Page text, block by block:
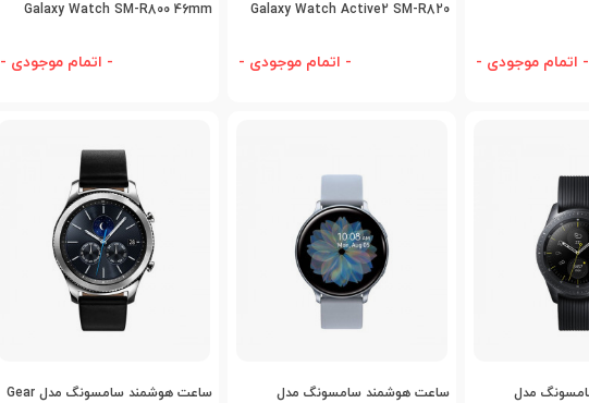
- اتمام موجودی -
Galaxy Watch Active2 SM-R820
- اتمام موجودی -
Galaxy Watch SM-R800 46mm
- اتمام موجودی -
مقایسهمدل
اضافه به مقایسه
ساعت هوشمند سامسونگ مدل
اضافه به مقایسه
ساعت هوشمند سامسونگ مدل Gear